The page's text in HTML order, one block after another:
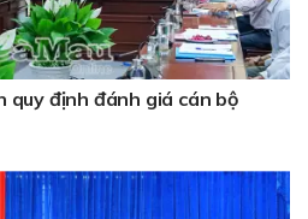
quy định đánh giá cán bộ